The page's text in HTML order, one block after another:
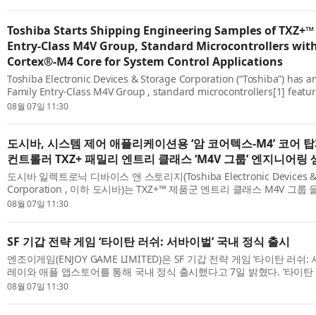
Toshiba Starts Shipping Engineering Samples of
Entry‑Class M4V Group, Standard Microcontrollers
Cortex®‑M4 Core for System Control Applications
Toshiba Electronic Devices & Storage Corporation (“Toshiba”) has
Family Entry-Class M4V Group , standard microcontrollers[1]
Cortex®-M4 core with a floating-point unit (FPU), that enhance
08월 07일 11:30
도시바, 시스템 제어 애플리케이션용 ‘암 코어텍스-M4’ 코어
컨트롤러 TXZ+ 패밀리 엔트리 클래스 ‘M4V 그룹’ 엔지니어링
도시바 일렉트로닉 디바이스 앤 스토리지(Toshiba Electronic Devices
Corporation , 이하 도시바)는 TXZ+™ 제품군 엔트리 클래스 M4V 그룹
품은 부동소수점 장치(FPU)를 갖춘 암 코어텍스-M4(Arm® Cortex®-
08월 07일 11:30
SF 기갑 전략 게임 ‘타이탄 러쉬: 서바이벌’ 국내 정식 출시
엔조이게임(ENJOY GAME LIMITED)은 SF 기갑 전략 게임 ‘타이탄 러쉬:
레이와 애플 앱스토어를 통해 국내 정식 출시했다고 7일 밝혔다. ‘타이탄
전용 기갑 제작과 직접 조종, 미녀 지휘관 모집, 피난처 운영 등을 결합한
08월 07일 11:30